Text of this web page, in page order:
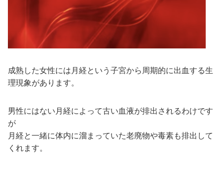
成熟した女性には月経という子宮から周期的に出血する生
理現象があります。
男性にはない月経によって古い血液が排出されるわけです
が
月経と一緒に体内に溜まっていた老廃物や毒素も排出して
くれます。